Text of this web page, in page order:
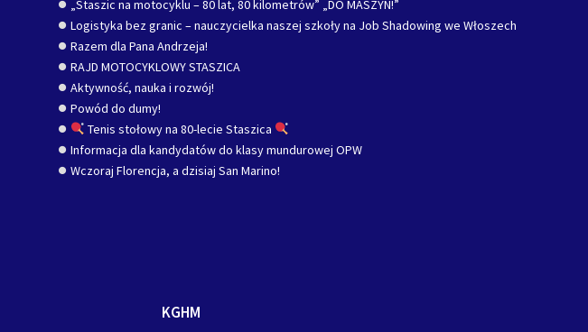
„Staszic na motocyklu – 80 lat, 80 kilometrów” „DO MASZYN!”
Logistyka bez granic – nauczycielka naszej szkoły na Job Shadowing we Włoszech
Razem dla Pana Andrzeja!
RAJD MOTOCYKLOWY STASZICA
Aktywność, nauka i rozwój!
Powód do dumy!
Tenis stołowy na 80-lecie Staszica
Informacja dla kandydatów do klasy mundurowej OPW
Wczoraj Florencja, a dzisiaj San Marino!
KGHM